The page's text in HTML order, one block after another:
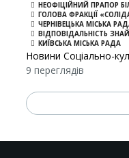
НЕОФІЦІЙНИЙ ПРАПОР
ГОЛОВА ФРАКЦІЇ
ЧЕРНІВЕЦЬКА МІСЬКА
ВІДПОВІДАЛЬНІСТЬ
КИЇВСЬКА МІСЬКА РАДА
Новини Соціально-
9 переглядів